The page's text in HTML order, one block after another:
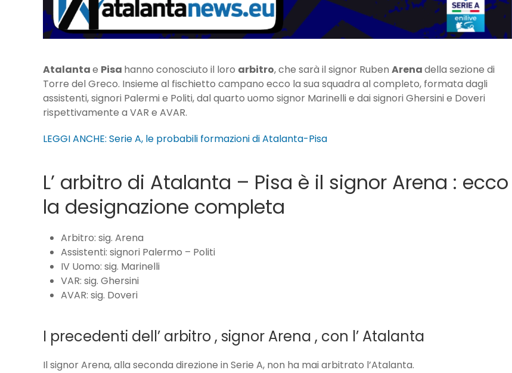
Atalantae Pisa hanno conosciuto il loro arbitro, che sarà il signor Ruben Arenadella sezione di
Torre del Greco. Insieme al fischietto campano ecco la sua squadra al completo, formata dagli
assistenti, signori Palermi e Politi, dal quarto uomo signor Marinelli e dai signori Ghersini e Doveri
rispettivamente a VAR e AVAR.
LEGGI ANCHE: Serie A, le probabili formazioni di Atalanta-Pisa
L’ arbitro di Atalanta – Pisa è il signor Arena : ecco
la designazione completa
Arbitro: sig. Arena
Assistenti: signori Palermo – Politi
IV Uomo: sig. Marinelli
VAR: sig. Ghersini
AVAR: sig. Doveri
I precedenti dell’ arbitro , signor Arena , con l’ Atalanta
Il signor Arena, alla seconda direzione in Serie A, non ha mai arbitrato l’Atalanta.